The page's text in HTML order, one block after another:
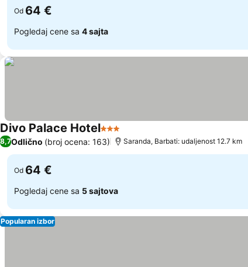
Od 64 €
Pogledaj cene sa 4 sajta
Divo Palace Hotel3 Zvezdice
8,7Odlično (broj ocena: 163) Saranda, Barbati: udaljenost 12.7 km
Od 64 €
Pogledaj cene sa 5 sajtova
Popularan izbor